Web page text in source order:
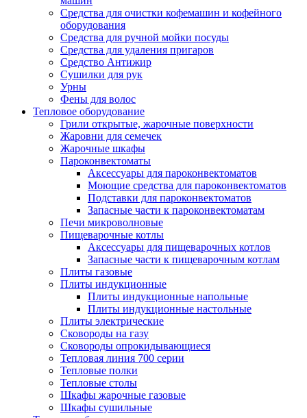
Средства для очистки кофемашин и кофейного
оборудования
Средства для ручной мойки посуды
Средства для удаления пригаров
Средство Антижир
Сушилки для рук
Урны
Фены для волос
Тепловое оборудование
Грили открытые, жарочные поверхности
Жаровни для семечек
Жарочные шкафы
Пароконвектоматы
Аксессуары для пароконвектоматов
Моющие средства для пароконвектоматов
Подставки для пароконвектоматов
Запасные части к пароконвектоматам
Печи микроволновые
Пищеварочные котлы
Аксессуары для пищеварочных котлов
Запасные части к пищеварочным котлам
Плиты газовые
Плиты индукционные
Плиты индукционные напольные
Плиты индукционные настольные
Плиты электрические
Сковороды на газу
Сковороды опрокидывающиеся
Тепловая линия 700 серии
Тепловые полки
Тепловые столы
Шкафы жарочные газовые
Шкафы сушильные